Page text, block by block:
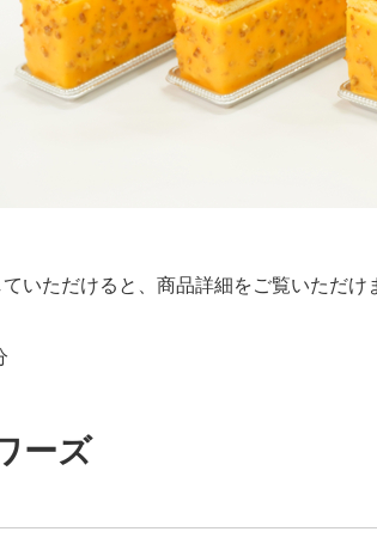
いただけると、商品詳細をご覧いただけ
ーズ